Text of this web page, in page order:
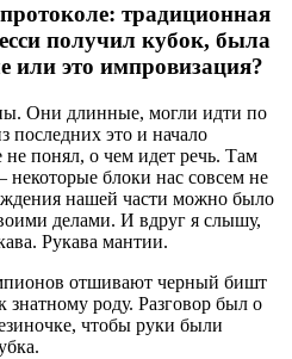
традиционная
получил кубок, была
или это импровизация?
Они длинные, могли идти по
последних это и начало
не понял, о чем идет речь. Там
блоки нас совсем не
нашей части можно было
делами. И вдруг я слышу,
Рукава мантии.
отшивают черный бишт
роду. Разговор был о
чтобы руки были